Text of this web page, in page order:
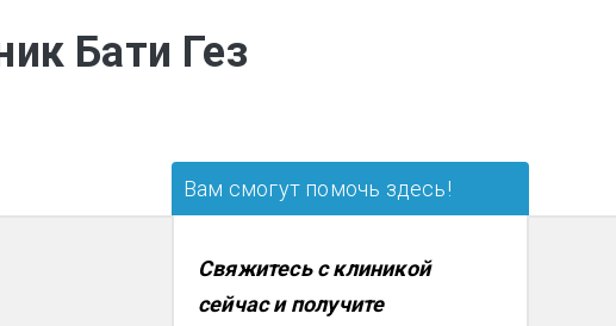
Бати Гез
Вам смогут помочь здесь!
Свяжитесь с клиникой
сейчас и получите